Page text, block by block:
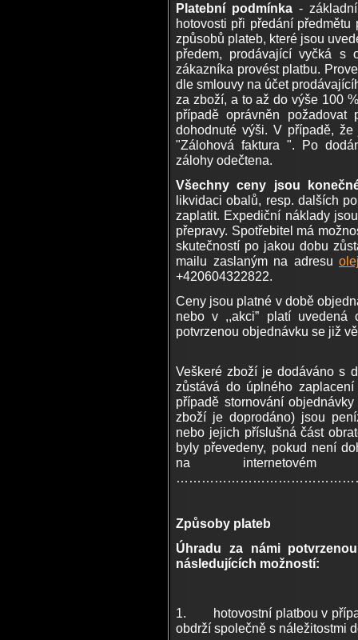
Platební podmínka-
hotovosti při předání
způsobů plateb, které jsou
předem, prodávající vyčká s
zákazníka provést platbu.
dle smlouvy na účet
za zboží, a to až do výše 100
případě oprávněn
dohodnuté výši. V případě,
"Zálohová faktura ". Po
zálohy odečtena.
Všechny ceny jsou
likvidaci obalů, resp. dalších
zaplatit. Expediční náklady
přepravy. Spotřebitel má
skutečností po jakou dobu
mailu zaslaným na adresu
+420604322822.
Ceny jsou platné v době
nebo v ,,akci” platí
potvrzenou objednávku se již
Veškeré zboží je dodáváno s
zůstává do úplného
případě stornování
zboží je doprodáno) jsou
nebo jejich příslušná část
byly převedeny, pokud není
na internetovém
Způsoby plateb
Úhradu za námi
následujících možností:
1. hotovostní platbou v
obdrží společně s náležitostmi